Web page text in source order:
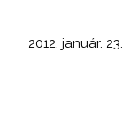
2012. január. 23.